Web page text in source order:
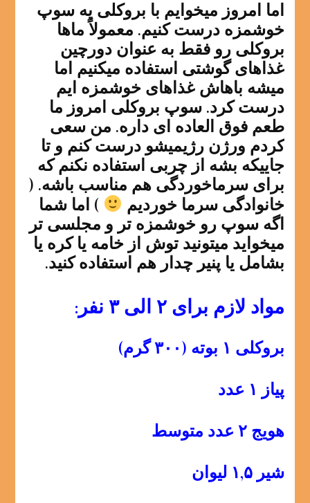
اما امروز میخوایم با بروکلی یه سوپ
خوشمزه درست کنیم. معمولاً ماها
بروکلی رو فقط به عنوان دورچین
غذاهای گوشتی استفاده میکنیم اما
میشه باهاش غذاهای خوشمزه ایم
درست کرد. سوپ بروکلی امروز ما
طعم فوق العاده ای داره. من سعی
کردم ورژن رژیمیشو درست کنم و تا
جاییکه بشه از چربی استفاده نکنم که
برای سرماخوردگی هم مناسب باشه. (
خانوادگی سرما خوردیم
) اما شما
اگه سوپ رو خوشمزه تر و مجلسی تر
میخواید میتونید توش از خامه یا کره یا
بشامل یا پنیر چدار هم استفاده کنید.
مواد لازم برای ۲ الی ۳ نفر:
بروکلی ۱ بوته (۳۰۰ گرم)
پیاز ۱ عدد
هویج ۲ عدد متوسط
شیر ۱,۵ لیوان